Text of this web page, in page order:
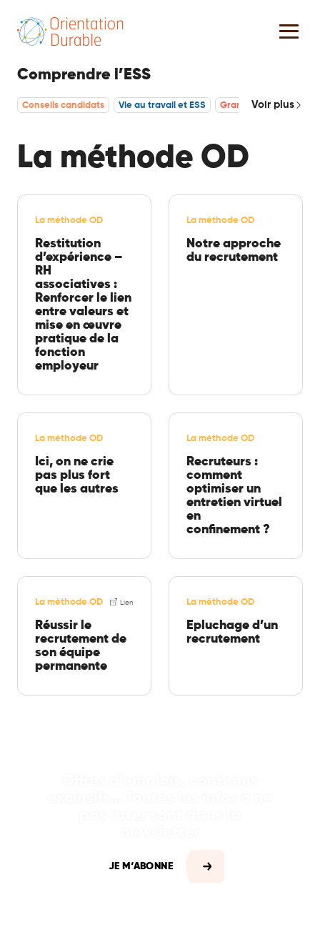
Comprendre l’ESS
Conseils candidats Vie au travail et ESS Grande démisison
Voir plus
La méthode OD
La méthode OD
Restitution
d’expérience –
RH
associatives :
Renforcer le lien
entre valeurs et
mise en œuvre
pratique de la
fonction
employeur
La méthode OD
Notre approche
du recrutement
La méthode OD
Ici, on ne crie
pas plus fort
que les autres
La méthode OD
Recruteurs :
comment
optimiser un
entretien virtuel
en
confinement ?
La méthode OD Lien
Réussir le
recrutement de
son équipe
permanente
La méthode OD
Epluchage d’un
recrutement
JE M‘ABONNE